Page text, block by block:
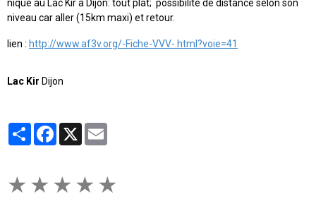
nique au Lac Kir à Dijon: tout plat; possibilité de distance selon son
niveau car aller (15km maxi) et retour.
lien : http://www.af3v.org/-Fiche-VVV-.html?voie=41
Lac Kir Dijon
PartagerFacebook
X
★ ★ ★ ★ ★